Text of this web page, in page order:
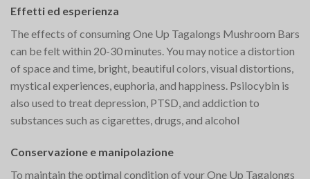
Effetti ed esperienza
The effects of consuming One Up Tagalongs Mushroom Bars
can be felt within 20-30 minutes. You may notice a distortion
of space and time, bright, beautiful colors, visual distortions,
mystical experiences, euphoria, and happiness. Psilocybin is
also used to treat depression, PTSD, and addiction to
substances such as cigarettes, drugs, and alcohol​
Conservazione e manipolazione
To maintain the optimal condition of your One Up Tagalongs